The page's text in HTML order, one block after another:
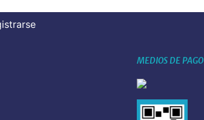
MEDIOS DE PAGO